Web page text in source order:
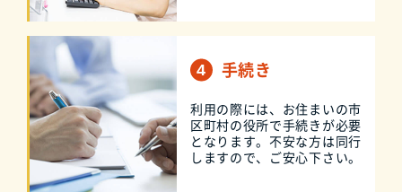
手続き
利用の際には、お住まいの市
区町村の役所で手続きが必要
となります。不安な方は同行
しますので、ご安心下さい。